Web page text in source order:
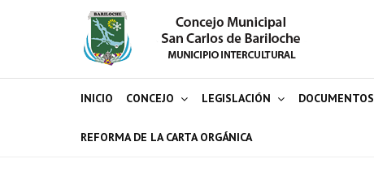
INICIO CONCEJO LEGISLACIÓN DOCUMENTOS
REFORMA DE LA CARTA ORGÁNICA